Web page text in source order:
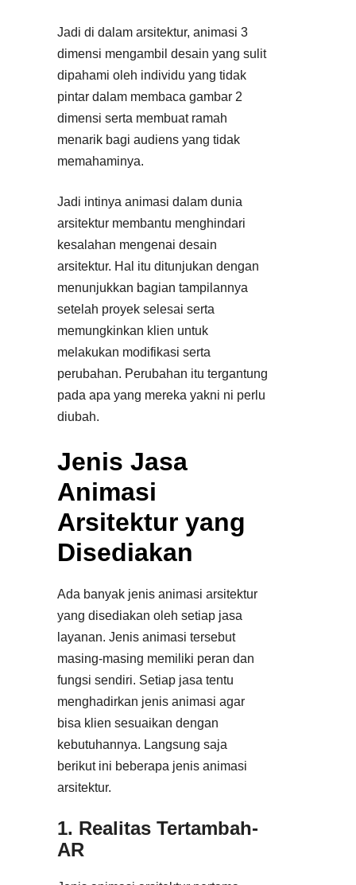
Jadi di dalam arsitektur, animasi 3
dimensi mengambil desain yang sulit
dipahami oleh individu yang tidak
pintar dalam membaca gambar 2
dimensi serta membuat ramah
menarik bagi audiens yang tidak
memahaminya.
Jadi intinya animasi dalam dunia
arsitektur membantu menghindari
kesalahan mengenai desain
arsitektur. Hal itu ditunjukan dengan
menunjukkan bagian tampilannya
setelah proyek selesai serta
memungkinkan klien untuk
melakukan modifikasi serta
perubahan. Perubahan itu tergantung
pada apa yang mereka yakni ni perlu
diubah.
Jenis Jasa
Animasi
Arsitektur yang
Disediakan
Ada banyak jenis animasi arsitektur
yang disediakan oleh setiap jasa
layanan. Jenis animasi tersebut
masing-masing memiliki peran dan
fungsi sendiri. Setiap jasa tentu
menghadirkan jenis animasi agar
bisa klien sesuaikan dengan
kebutuhannya. Langsung saja
berikut ini beberapa jenis animasi
arsitektur.
1. Realitas Tertambah-
AR